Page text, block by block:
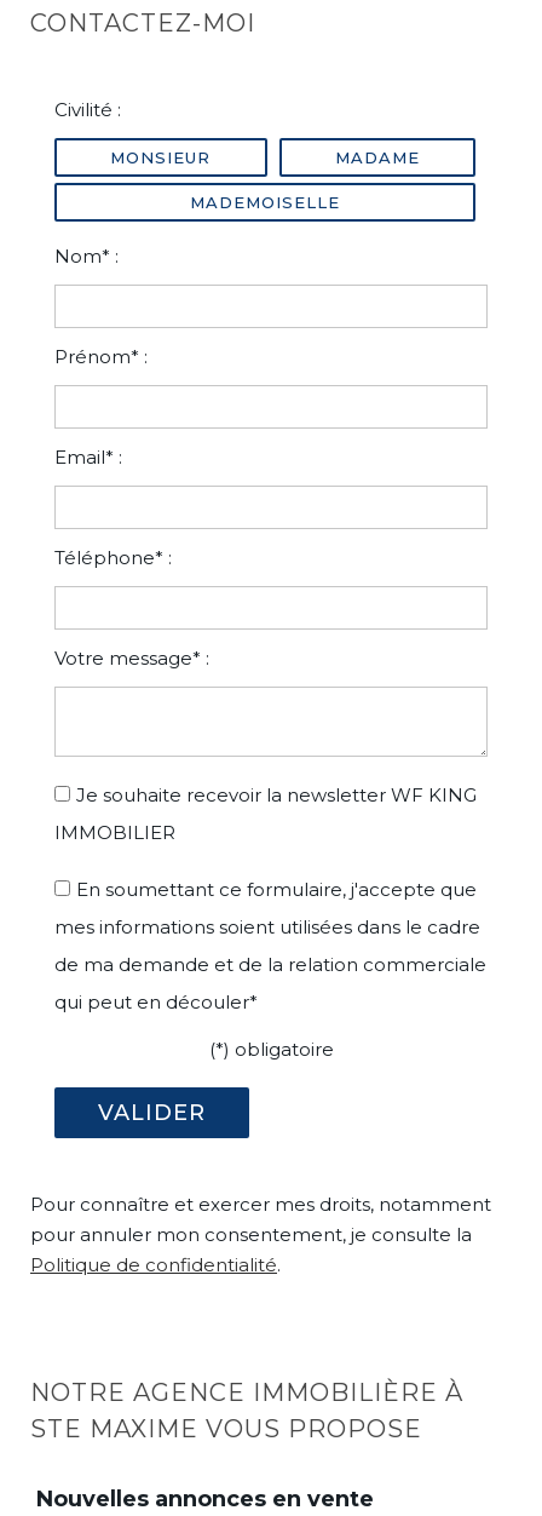
CONTACTEZ-MOI
Civilité :
MONSIEUR MADAME
MADEMOISELLE
Nom* :
Prénom* :
Email* :
Téléphone* :
Votre message* :
Je souhaite recevoir la newsletter WF KING
IMMOBILIER
En soumettant ce formulaire, j'accepte que
mes informations soient utilisées dans le cadre
de ma demande et de la relation commerciale
qui peut en découler*
(*) obligatoire
Pour connaître et exercer mes droits, notamment
pour annuler mon consentement, je consulte la
Politique de confidentialité.
NOTRE AGENCE IMMOBILIÈRE À
STE MAXIME VOUS PROPOSE
Nouvelles annonces en vente